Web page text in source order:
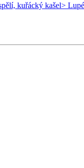
kuřácký kašel>